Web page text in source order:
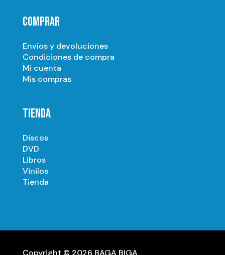
COMPRAR
Envíos y devoluciones
Condiciones de compra
Mi cuenta
Mis compras
TIENDA
Discos
DVD
Libros
Vinilos
Tienda